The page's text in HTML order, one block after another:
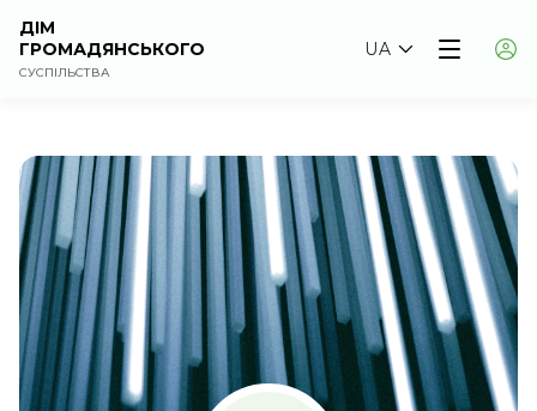
ДІМ
ГРОМАДЯНСЬКОГО
СУСПІЛЬСТВА
UA